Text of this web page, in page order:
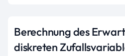
Berechnung des
diskreten